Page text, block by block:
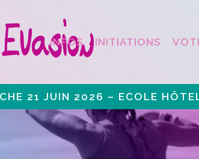
INFOS INITIATIONS
21 JUIN 2026 – ECOLE